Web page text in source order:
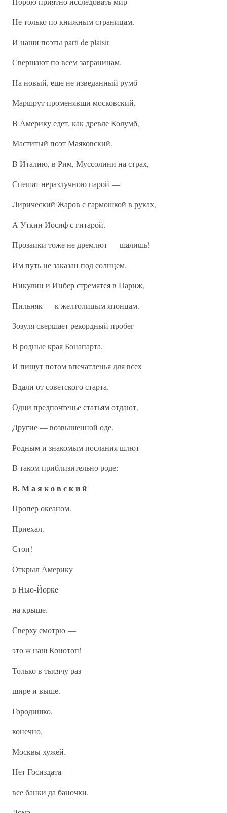
Не только по книжным страницам.
И наши поэты parti de plaisir
Свершают по всем заграницам.
На новый, еще не изведанный румб
Маршрут променявши московский,
В Америку едет, как древле Колумб,
Маститый поэт Маяковский.
В Италию, в Рим, Муссолини на страх,
Спешат неразлучною парой —
Лирический Жаров с гармошкой в руках,
А Уткин Иосиф с гитарой.
Прозаики тоже не дремлют — шалишь!
Им путь не заказан под солнцем.
Никулин и Инбер стремятся в Париж,
Пильняк — к желтолицым японцам.
Зозуля свершает рекордный пробег
В родные края Бонапарта.
И пишут потом впечатленья для всех
Вдали от советского старта.
Одни предпочтенье статьям отдают,
Другие — возвышенной оде.
Родным и знакомым послания шлют
В таком приблизительно роде:
В. М а я к о в с к и й
Пропер океаном.
Приехал.
Стоп!
Открыл Америку
в Нью-Йорке
на крыше.
Сверху смотрю —
это ж наш Конотоп!
Только в тысячу раз
шире и выше.
Городишко,
конечно,
Москвы хужей.
Нет Госиздата —
все банки да баночки.